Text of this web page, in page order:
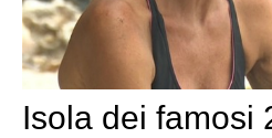
Isola dei famosi